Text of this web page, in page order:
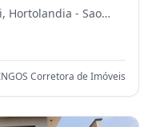
Hortolandia - Sao
Corretora de Imóveis